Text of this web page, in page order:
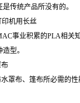
传统产品所没有的。
印机用长丝
事业积累的PLA相关
型。
罩布、篷布所必需的